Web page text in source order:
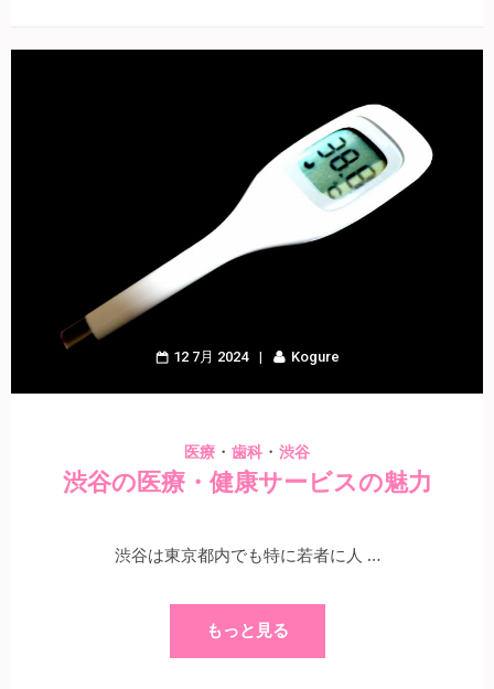
12 7月 2024 Kogure
医療 ・ 歯科 ・ 渋谷
渋谷の医療・健康サービスの魅力
渋谷は東京都内でも特に若者に人 …
もっと見る